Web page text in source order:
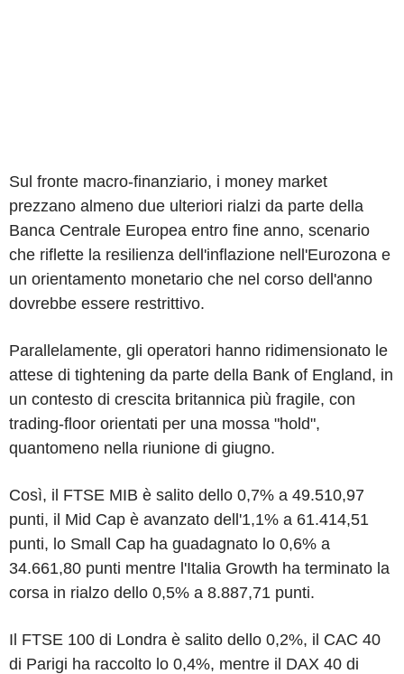
Sul fronte macro-finanziario, i money market
prezzano almeno due ulteriori rialzi da parte della
Banca Centrale Europea entro fine anno, scenario
che riflette la resilienza dell'inflazione nell'Eurozona e
un orientamento monetario che nel corso dell'anno
dovrebbe essere restrittivo.
Parallelamente, gli operatori hanno ridimensionato le
attese di tightening da parte della Bank of England, in
un contesto di crescita britannica più fragile, con
trading-floor orientati per una mossa "hold",
quantomeno nella riunione di giugno.
Così, il FTSE MIB è salito dello 0,7% a 49.510,97
punti, il Mid Cap è avanzato dell'1,1% a 61.414,51
punti, lo Small Cap ha guadagnato lo 0,6% a
34.661,80 punti mentre l'Italia Growth ha terminato la
corsa in rialzo dello 0,5% a 8.887,71 punti.
Il FTSE 100 di Londra è salito dello 0,2%, il CAC 40
di Parigi ha raccolto lo 0,4%, mentre il DAX 40 di